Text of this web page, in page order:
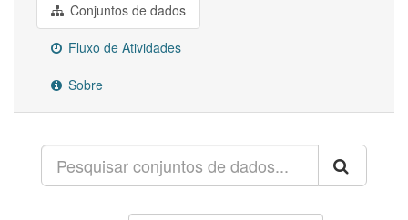
Conjuntos de dados
Fluxo de Atividades
Sobre